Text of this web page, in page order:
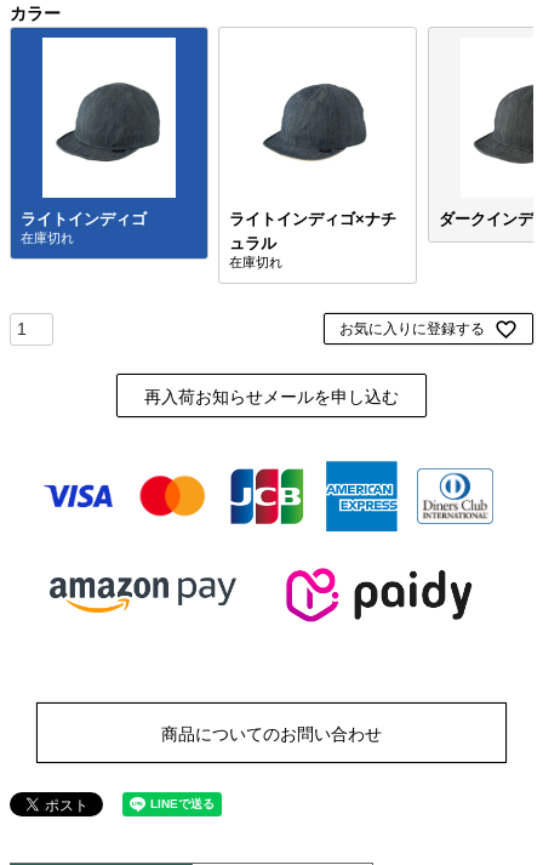
カラー
ライトインディゴ
ライトインディゴ×ナチ
ュラル
ダークインデ
お気に入りに登録する
再入荷お知らせメールを申し込む
商品についてのお問い合わせ